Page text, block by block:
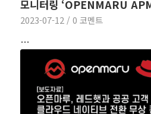
모니터링 ‘OPENMARU
2023-07-12 / 0 코멘트
…